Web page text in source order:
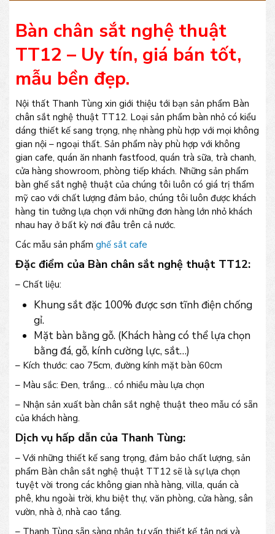
Bàn chân sắt nghệ thuật
TT12 – Uy tín, giá bán tốt,
mẫu bền đẹp.
Nội thất Thanh Tùng xin giới thiệu tới bạn sản phẩm Bàn
chân sắt nghệ thuật TT12. Loại sản phẩm bàn nhỏ có kiểu
dáng thiết kế sang trọng, nhẹ nhàng phù hợp với mọi không
gian nội – ngoại thất. Sản phẩm này phù hợp với không
gian cafe, quán ăn nhanh fastfood, quán trà sữa, trà chanh,
cửa hàng showroom, phòng tiếp khách. Những sản phẩm
bàn ghế sắt nghệ thuật của chúng tôi luôn có giá trị thẩm
mỹ cao với chất lượng đảm bảo, chúng tôi luôn được khách
hàng tin tưởng lựa chọn với những đơn hàng lớn nhỏ khách
nhau hay ở bất kỳ nơi đâu trên cả nước.
Các mẫu sản phẩm ghế sắt cafe
Đặc điểm của Bàn chân sắt nghệ thuật TT12:
– Chất liệu:
Khung sắt đặc 100% được sơn tĩnh điện chống
gỉ.
Mặt bàn bằng gỗ. (Khách hàng có thể lựa chọn
bằng đá, gỗ, kính cường lực, sắt…)
– Kích thước: cao 75cm, đường kính mặt bàn 60cm
– Màu sắc: Đen, trắng… có nhiều màu lựa chọn
– Nhận sản xuất bàn chân sắt nghệ thuật theo mẫu có sẵn
của khách hàng.
Dịch vụ hấp dẫn của Thanh Tùng:
– Với những thiết kế sang trọng, đảm bảo chất lượng, sản
phẩm Bàn chân sắt nghệ thuật TT12 sẽ là sự lựa chọn
tuyệt vời trong các không gian nhà hàng, villa, quán cà
phê, khu ngoài trời, khu biệt thự, văn phòng, cửa hàng, sân
vườn, nhà ở, nhà cao tầng.
– Thanh Tùng sẵn sàng nhận tư vấn thiết kế tận nơi và